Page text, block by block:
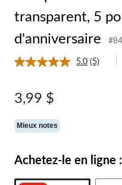
transparent, 5
d'anniversaire
5.0 Lire
(5)
3,99 $
Mieux notes
Achetez-le en ligne :